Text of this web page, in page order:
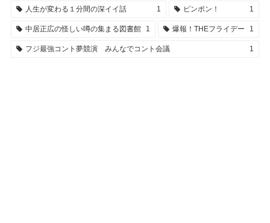
人生が変わる１分間の深イイ話 1 ピンポン！ 1
中居正広の怪しい噂の集まる図書館 1 爆報！THEフライデー 1
フジ最強コント夢競演 みんなでコント会議 1